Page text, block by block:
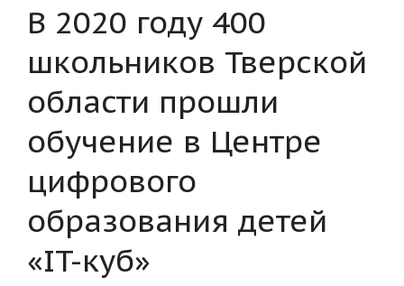
В 2020 году 400
школьников Тверской
области прошли
обучение в Центре
цифрового
образования детей
«IT-куб»